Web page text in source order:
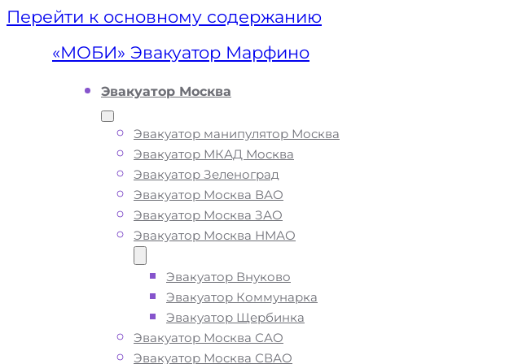
Перейти к основному содержанию
«МОБИ» Эвакуатор Марфино
Эвакуатор Москва
Эвакуатор манипулятор Москва
Эвакуатор МКАД Москва
Эвакуатор Зеленоград
Эвакуатор Москва ВАО
Эвакуатор Москва ЗАО
Эвакуатор Москва НМАО
Эвакуатор Внуково
Эвакуатор Коммунарка
Эвакуатор Щербинка
Эвакуатор Москва САО
Эвакуатор Москва СВАО
Эвакуатор
Марфино